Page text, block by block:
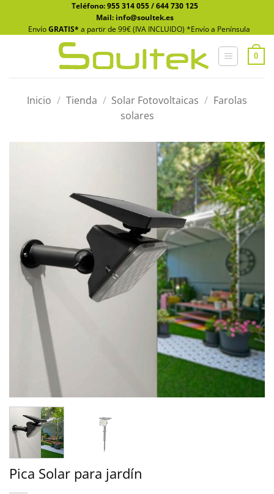
contenido
Teléfono:955 314 055/644 730 125
Mail: info@soultek.es
EnvíoGRATIS* a partir de 99€ (IVA INCLUIDO) *Envío a Península
0
Inicio / Tienda / Solar Fotovoltaicas / Farolas
solares
Pica Solar para jardín